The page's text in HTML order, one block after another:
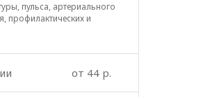
пульса, артериального
профилактических и
от 44 p.